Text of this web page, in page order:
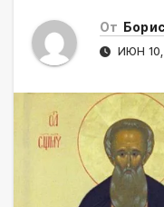
От
ИЮН